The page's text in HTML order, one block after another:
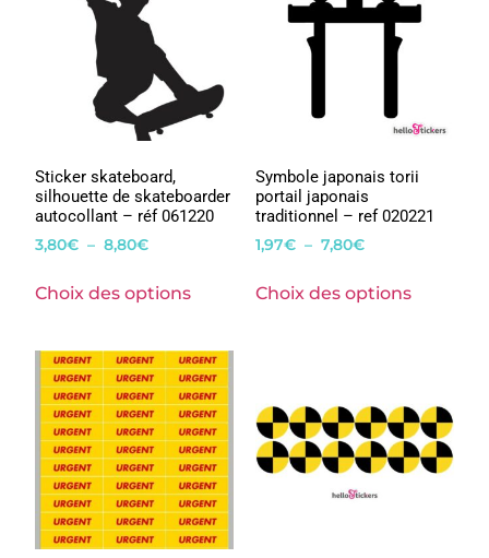
Sticker skateboard,
silhouette de skateboarder
autocollant – réf 061220
3,80€ – 8,80€
Choix des options
Symbole japonais torii
portail japonais
traditionnel – ref 020221
1,97€ – 7,80€
Choix des options